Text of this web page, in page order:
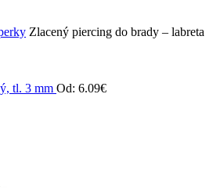
Zlacený piercing do brady – labreta
tl. 3 mm Od: 6.09€